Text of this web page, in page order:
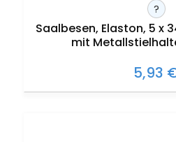
?
Saalbesen, Elaston, 5 x
mit
5,93